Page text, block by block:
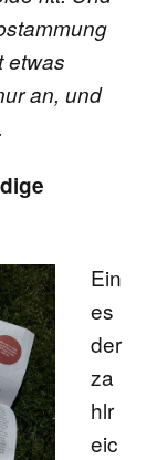
etwas
an, und
Ein
es
der
za
hlr
eic